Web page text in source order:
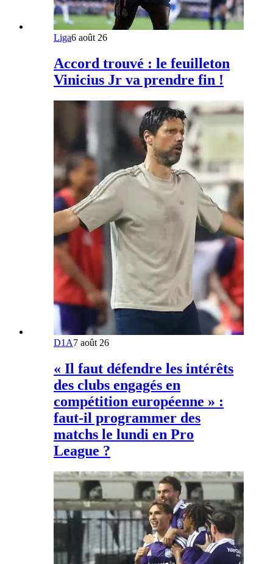
Liga6 août 26
Accord trouvé : le feuilleton
Vinicius Jr va prendre fin !
D1A7 août 26
« Il faut défendre les intérêts
des clubs engagés en
compétition européenne » :
faut-il programmer des
matchs le lundi en Pro
League ?